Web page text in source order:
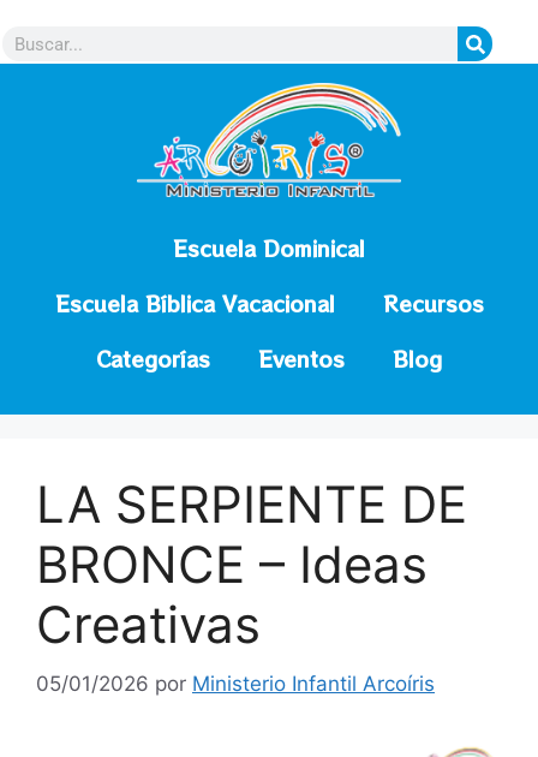
Escuela Dominical
Escuela Bíblica Vacacional
Recursos
Categorías
Eventos Blog
LA SERPIENTE DE
BRONCE – Ideas
Creativas
05/01/2026 por Ministerio Infantil Arcoíris